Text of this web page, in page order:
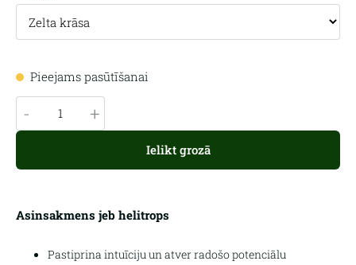
Pieejams pasūtīšanai
- +
Ielikt grozā
Asinsakmens jeb helitrops
Pastiprina intuīciju un atver radošo potenciālu